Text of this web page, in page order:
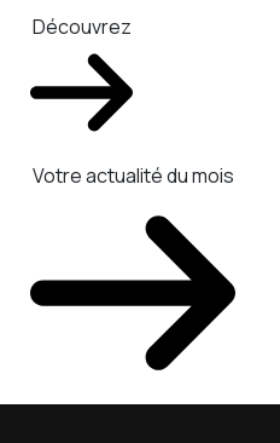
Découvrez
Votre actualité du mois